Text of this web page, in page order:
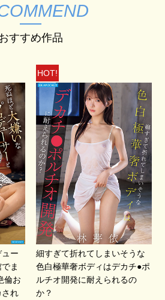
すすめ作品
ー
ま
倫お
され
HOT!
細すぎて折れてしまいそうな
色白極華奢ボディはデカチ●ポ
ルチオ開発に耐えられるの
か？